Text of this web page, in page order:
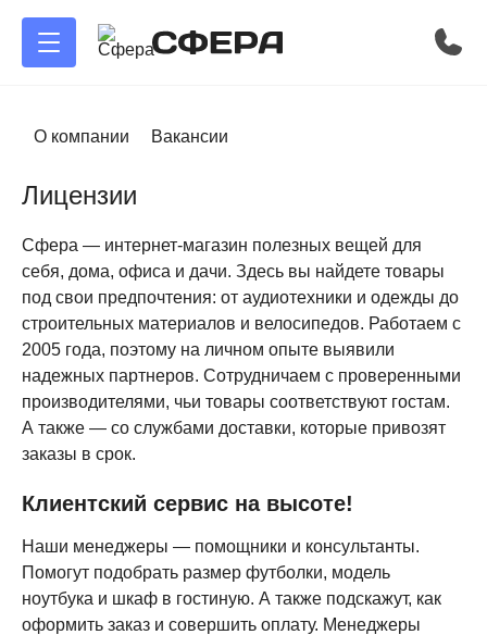
О компании Вакансии
Лицензии
Сфера — интернет-магазин полезных вещей для
себя, дома, офиса и дачи. Здесь вы найдете товары
под свои предпочтения: от аудиотехники и одежды до
строительных материалов и велосипедов. Работаем с
2005 года, поэтому на личном опыте выявили
надежных партнеров. Сотрудничаем с проверенными
производителями, чьи товары соответствуют гостам.
А также — со службами доставки, которые привозят
заказы в срок.
Клиентский сервис на высоте!
Наши менеджеры — помощники и консультанты.
Помогут подобрать размер футболки, модель
ноутбука и шкаф в гостиную. А также подскажут, как
оформить заказ и совершить оплату. Менеджеры